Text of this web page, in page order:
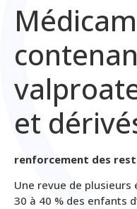
et
renforcement des
Une revue de
30 à 40 % des enfants